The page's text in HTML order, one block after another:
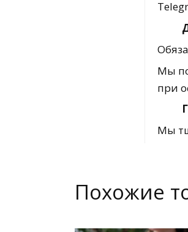
Мы
при
Мы
Похожие